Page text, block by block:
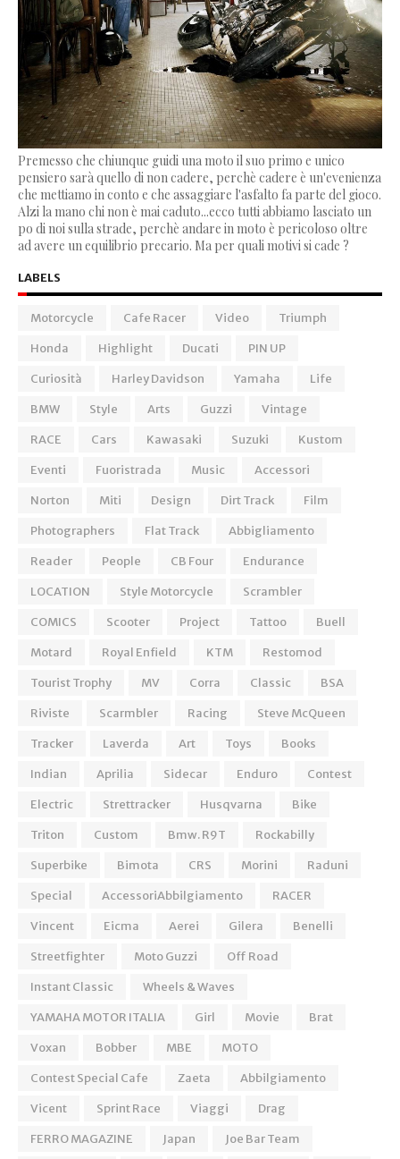
Premesso che chiunque guidi una moto il suo primo e unico
pensiero sarà quello di non cadere, perchè cadere è un'evenienza
che mettiamo in conto e che assaggiare l'asfalto fa parte del gioco.
Alzi la mano chi non è mai caduto...ecco tutti abbiamo lasciato un
po di noi sulla strade, perchè andare in moto è pericoloso oltre
ad avere un equilibrio precario. Ma per quali motivi si cade ?
LABELS
Motorcycle Cafe Racer Video
Triumph
Honda
Highlight Ducati
PIN UP
Curiosità
Harley Davidson Yamaha
Life
BMW
Style Arts Guzzi
Vintage
RACE
Cars Kawasaki Suzuki
Kustom
Eventi
Fuoristrada Music
Accessori
Norton
Miti Design Dirt Track
Film
Photographers
Flat Track
Abbigliamento
Reader
People CB Four
Endurance
LOCATION
Style Motorcycle
Scrambler
COMICS
Scooter Project Tattoo
Buell
Motard
Royal Enfield KTM
Restomod
Tourist Trophy
MV Corra Classic
BSA
Riviste
Scarmbler Racing
Steve McQueen
Tracker
Laverda Art Toys
Books
Indian
Aprilia Sidecar Enduro
Contest
Electric
Strettracker Husqvarna
Bike
Triton
Custom Bmw. R9T
Rockabilly
Superbike
Bimota CRS Morini
Raduni
Special
AccessoriAbbilgiamento
RACER
Vincent
Eicma Aerei Gilera
Benelli
Streetfighter
Moto Guzzi
Off Road
Instant Classic
Wheels & Waves
YAMAHA MOTOR ITALIA
Girl Movie
Brat
Voxan
Bobber MBE
MOTO
Contest Special Cafe
Zaeta
Abbilgiamento
Vicent
Sprint Race Viaggi
Drag
FERRO MAGAZINE
Japan Joe Bar Team